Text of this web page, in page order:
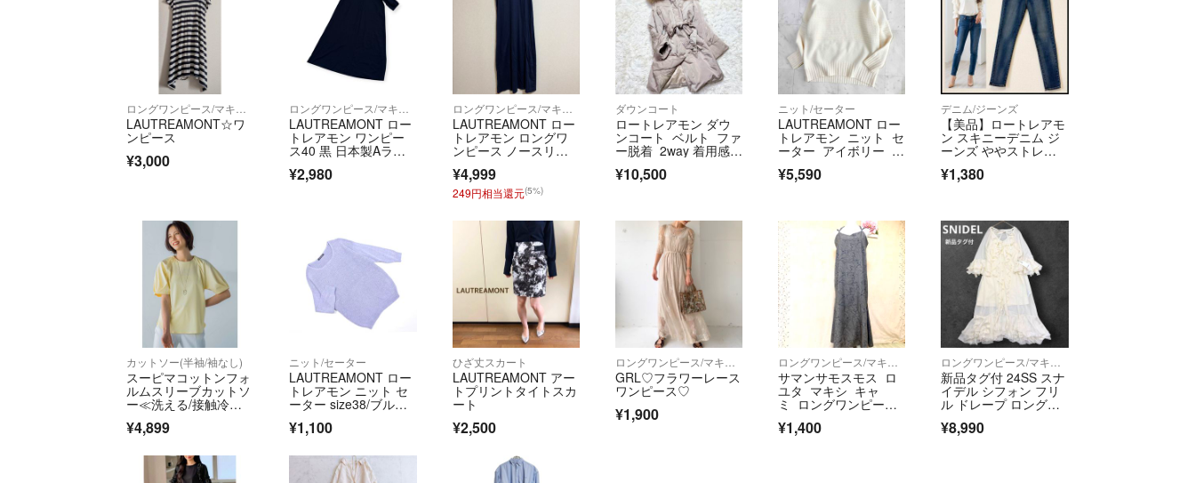
■商品の引き渡し時期
注文確定後、2～3営業日以内に発送いたします。
※当ストアのお品物は出品後、畳んだ状態で袋に入れて保管していま
す。保管期間によってはシワや型崩れが発生する可能性がございます
ので、あらかじめご了承ください。
※本商品は一点物となります。他サイト等でも販売している商品とな
り、多少のお時間差にて欠品になることもございます。ご了承お願い
いたします。
■商品に不具合があった場合
以内e-mailもしくは、お電話にてご連絡ください。
ご連絡後、お品物は7日以内に弊社までご返送いただきますよう、ご
協力をお願いいたします。
尚、イメージ違い・サイズ違いなど、お客様都合による返品・返金・
交換はお断りさせていただいております。ご了承の上ご注文くださ
い。
＝＝＝＝＝＝＝＝＝＝＝＝＝＝
こちらのアカウントはラクマ公式パートナーの株式会社BLMによって
運営されています。
https://fril.jp/ts/official/law/a278/
LAUTREAMONT☆ワ
ンピース
¥3,000
LAUTREAMONT ロー
トレアモン ワンピー
ス40 黒 日本製Aライ
ンロング
¥2,980
LAUTREAMONT ロー
トレアモン ロングワ
ンピース ノースリー
ブ 紺 38
¥4,999
249円相当還元(5%)
ダウンコート
ロートレアモン ダウ
ンコート ベルト ファ
ー脱着 2way 着用感の
ない美品
¥10,500
ニット/セーター
LAUTREAMONT ロー
トレアモン ニット セ
ーター アイボリー 3
¥5,590
デニム/ジーンズ
【美品】ロートレアモ
ン スキニーデニム ジ
ーンズ ややストレッ
チあり S
¥1,380
カットソー(半袖/袖なし)
スーピマコットンフォ
ルムスリーブカットソ
ー≪洗える/接触冷感/
¥4,899
ニット/セーター
LAUTREAMONT ロー
トレアモン ニット セ
ーター size38/ブルー
¥1,100
ひざ丈スカート
LAUTREAMONT アー
トプリントタイトスカ
ート
¥2,500
GRL♡フラワーレース
ワンピース♡
¥1,900
サマンサモスモス ロ
ユタ マキシ キャ
ミ ロングワンピー
ぽい花柄 ブラウン系
¥1,400
新品タグ付 24SS スナ
イデル シフォン フリ
ル ドレープ ロングワ
¥8,990